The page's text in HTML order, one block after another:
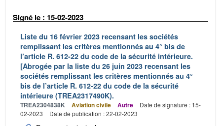
Signé le : 15-02-2023
Liste du 16 février 2023 recensant les sociétés
remplissant les critères mentionnés au 4° bis de
l’article R. 612-22 du code de la sécurité intérieure.
[Abrogée par la liste du 26 juin 2023 recensant les
sociétés remplissant les critères mentionnés au 4°
bis de l’article R. 612-22 du code de la sécurité
intérieure (TREA2317490K).
TREA2304838K Aviation civile Autre
Date de signature : 15-
02-2023
Date de publication : 22-02-2023